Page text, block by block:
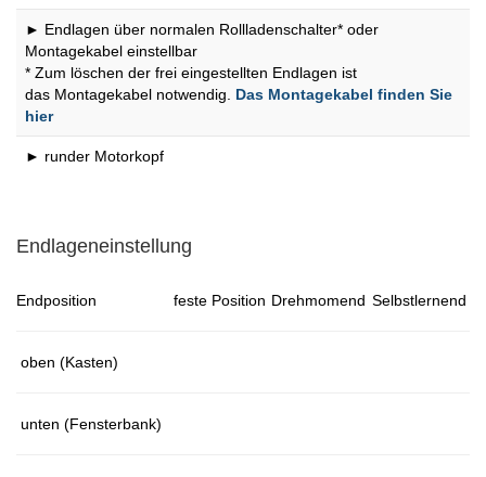
► Endlagen über normalen Rollladenschalter* oder
Montagekabel einstellbar
* Zum löschen der frei eingestellten Endlagen ist
das Montagekabel notwendig. Das Montagekabel finden Sie
hier
► runder Motorkopf
Endlageneinstellung
Endposition feste Position Drehmomend Selbstlernend
oben (Kasten)
unten (Fensterbank)